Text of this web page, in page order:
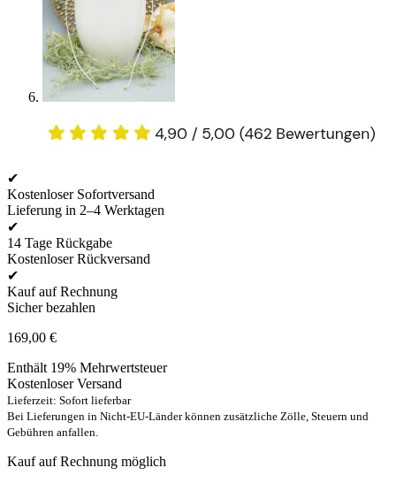
✔
Kostenloser Sofortversand
Lieferung in 2–4 Werktagen
✔
14 Tage Rückgabe
Kostenloser Rückversand
✔
Kauf auf Rechnung
Sicher bezahlen
169,00 €
Enthält 19% Mehrwertsteuer
Kostenloser Versand
Lieferzeit: Sofort lieferbar
Bei Lieferungen in Nicht-EU-Länder können zusätzliche Zölle, Steuern und
Gebühren anfallen.
Kauf auf Rechnung möglich